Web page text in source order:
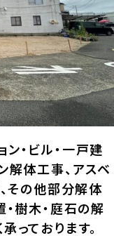
・ビル・一戸建
解体工事、アスベ
、その他部分解体
・樹木・庭石の解
っております。